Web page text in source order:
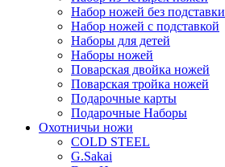
Набор ножей без подставки
Набор ножей с подставкой
Наборы для детей
Наборы ножей
Поварская двойка ножей
Поварская тройка ножей
Подарочные карты
Подарочные Наборы
Охотничьи ножи
COLD STEEL
G.Sakai